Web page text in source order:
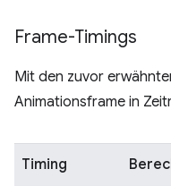
Frame-Timings
Mit den zuvor
Animationsframe in
Timing